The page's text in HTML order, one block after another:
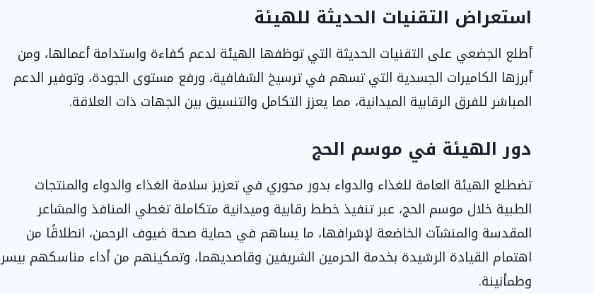
استعراض التقنيات الحديثة للهيئة
أطلع الجضعي على التقنيات الحديثة التي توظفها الهيئة لدعم كفاءة واستدامة أعمالها، ومن
أبرزها الكاميرات الجسدية التي تسهم في ترسيخ الشفافية، ورفع مستوى الجودة، وتوفير الدعم
المباشر للفرق الرقابية الميدانية، مما يعزز التكامل والتنسيق بين الجهات ذات العلاقة.
دور الهيئة في موسم الحج
تضطلع الهيئة العامة للغذاء والدواء بدور محوري في تعزيز سلامة الغذاء والدواء والمنتجات
الطبية خلال موسم الحج، عبر تنفيذ خطط رقابية وميدانية متكاملة تغطي المنافذ والمشاعر
المقدسة والمنشآت الخاضعة لإشرافها، ما يساهم في حماية صحة ضيوف الرحمن، انطلاقًا من
اهتمام القيادة الرشيدة بخدمة الحرمين الشريفين وقاصديهما، وتمكينهم من أداء مناسكهم بيسر
وطمأنينة.